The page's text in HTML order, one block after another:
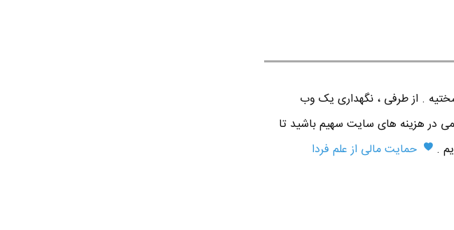
. از طرفی ، نگهداری یک وب
در هزینه های سایت سهیم باشید تا
.
حمایت مالی از علم فردا